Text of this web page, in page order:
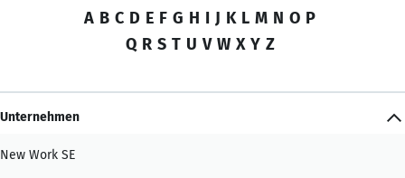
A B C D E F G H I J K L M N O P
Q R S T U V W X Y Z
Unternehmen
New Work SE